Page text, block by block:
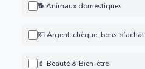
🐕 Animaux domestiques
💶 Argent-chèque, bons d’achat
💄 Beauté & Bien-être